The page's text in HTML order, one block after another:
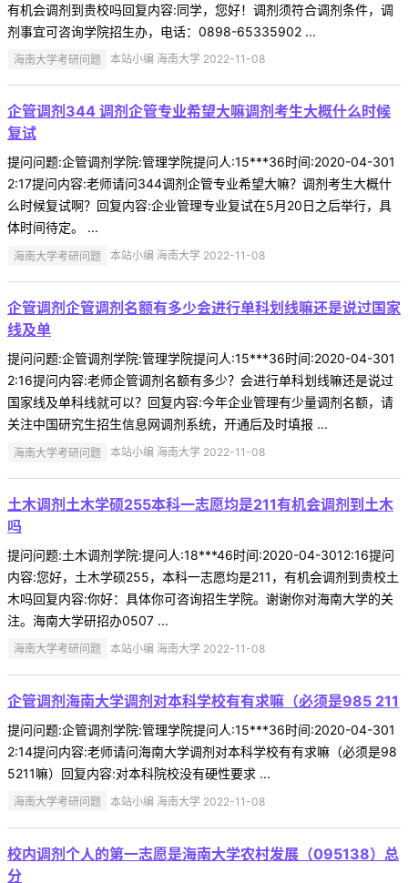
有机会调剂到贵校吗回复内容:同学，您好！调剂须符合调剂条件，调
剂事宜可咨询学院招生办，电话：0898-65335902 ...
海南大学考研问题 本站小编 海南大学 2022-11-08
企管调剂344 调剂企管专业希望大嘛调剂考生大概什么时候
复试
提问问题:企管调剂学院:管理学院提问人:15***36时间:2020-04-301
2:17提问内容:老师请问344调剂企管专业希望大嘛？调剂考生大概什
么时候复试啊？回复内容:企业管理专业复试在5月20日之后举行，具
体时间待定。 ...
海南大学考研问题 本站小编 海南大学 2022-11-08
企管调剂企管调剂名额有多少会进行单科划线嘛还是说过国家
线及单
提问问题:企管调剂学院:管理学院提问人:15***36时间:2020-04-301
2:16提问内容:老师企管调剂名额有多少？会进行单科划线嘛还是说过
国家线及单科线就可以？回复内容:今年企业管理有少量调剂名额，请
关注中国研究生招生信息网调剂系统，开通后及时填报 ...
海南大学考研问题 本站小编 海南大学 2022-11-08
土木调剂土木学硕255本科一志愿均是211有机会调剂到土木
吗
提问问题:土木调剂学院:提问人:18***46时间:2020-04-3012:16提问
内容:您好，土木学硕255，本科一志愿均是211，有机会调剂到贵校土
木吗回复内容:你好：具体你可咨询招生学院。谢谢你对海南大学的关
注。海南大学研招办0507 ...
海南大学考研问题 本站小编 海南大学 2022-11-08
企管调剂海南大学调剂对本科学校有有求嘛（必须是985 211
提问问题:企管调剂学院:管理学院提问人:15***36时间:2020-04-301
2:14提问内容:老师请问海南大学调剂对本科学校有有求嘛（必须是98
5211嘛）回复内容:对本科院校没有硬性要求 ...
海南大学考研问题 本站小编 海南大学 2022-11-08
校内调剂个人的第一志愿是海南大学农村发展（095138）总
分